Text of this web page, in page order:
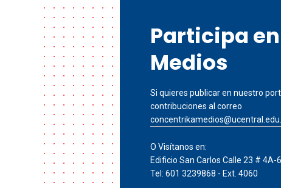
Participa
Medios
Si quieres publicar en nuestro
contribuciones al correo
O Visítanos en:
Edificio San Carlos Calle 23 # 4A-
Tel: 601 3239868 - Ext. 4060